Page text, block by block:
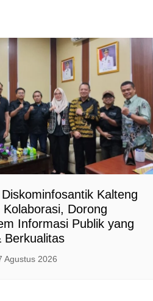
Kalteng
Kolaborasi, Dorong
Informasi Publik yang
Berkualitas
Agustus 2026